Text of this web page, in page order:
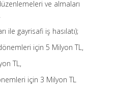
ve almaları
ile gayrisafi iş hasılatı);
için 5 Milyon TL,
TL,
için 3 Milyon TL